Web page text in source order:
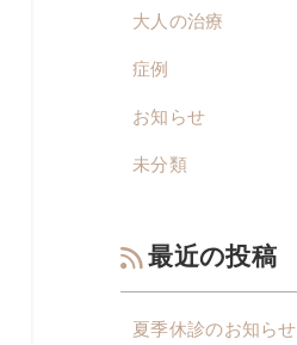
大人の治療
症例
お知らせ
未分類
最近の投稿
夏季休診のお知らせ